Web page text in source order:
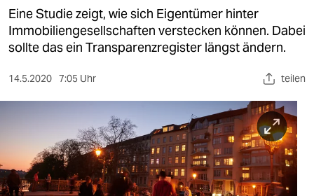
öko
sport
berlin
nord
Eine Studie zeigt, wie sich Eigentümer hinter
Immobiliengesellschaften verstecken können. Dabei
sollte das ein Transparenzregister längst ändern.
14.5.2020 7:05 Uhr teilen